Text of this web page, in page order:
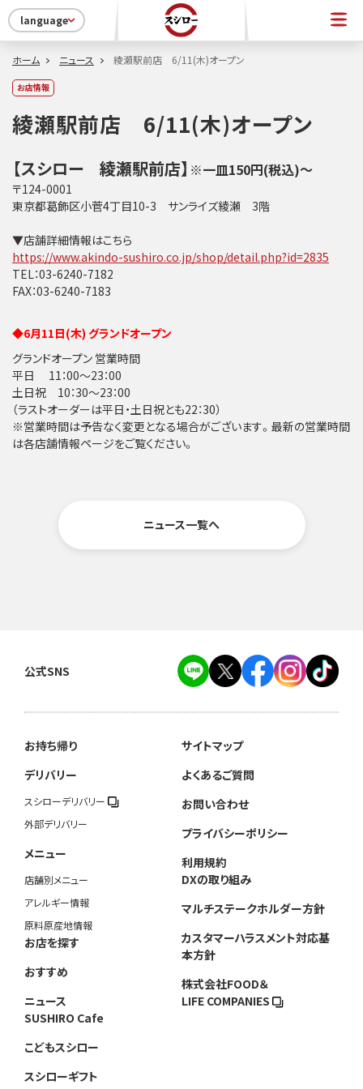
language
ホーム ニュース 綾瀬駅前店 6/11(木)オープン
お店情報
綾瀬駅前店 6/11(木)オープン
【スシロー 綾瀬駅前店】 ※一皿150円(税込)～
〒124-0001
東京都葛飾区小菅4丁目10-3 サンライズ綾瀬 3階
▼店舗詳細情報はこちら
https://www.akindo-sushiro.co.jp/shop/detail.php?id=2835
TEL：03-6240-7182
FAX：03-6240-7183
◆6月11日(木) グランドオープン
グランドオープン 営業時間
平日 11：00～23：00
土日祝 10：30～23：00
（ラストオーダーは平日・土日祝とも22：30）
※営業時間は予告なく変更となる場合がございます。最新の営業時間
は各店舗情報ページをご覧ください。
ニュース一覧へ
公式SNS
お持ち帰り
デリバリー
スシローデリバリー
外部デリバリー
メニュー
店舗別メニュー
アレルギー情報
原料原産地情報
お店を探す
おすすめ
ニュース
SUSHIRO Cafe
こどもスシロー
スシローギフト
サイトマップ
よくあるご質問
お問い合わせ
プライバシーポリシー
利用規約
DXの取り組み
マルチステークホルダー方針
カスタマーハラスメント対応基
本方針
株式会社FOOD＆
LIFE COMPANIES